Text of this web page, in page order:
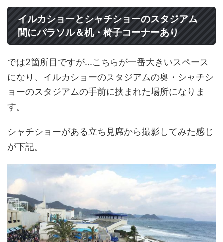
イルカショーとシャチショーのスタジアム
間にパラソル＆机・椅子コーナーあり
では2箇所目ですが...こちらが一番大きいスペース
になり、イルカショーのスタジアムの奥・シャチシ
ョーのスタジアムの手前に挟まれた場所になりま
す。
シャチショーがある立ち見席から撮影してみた感じ
が下記。